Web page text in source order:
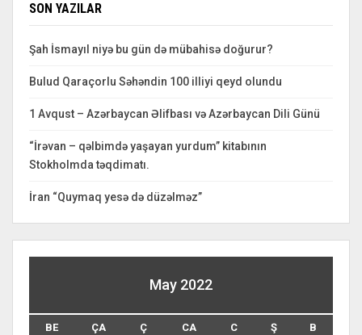
SON YAZILAR
Şah İsmayıl niyə bu gün də mübahisə doğurur?
Bulud Qaraçorlu Səhəndin 100 illiyi qeyd olundu
1 Avqust – Azərbaycan Əlifbası və Azərbaycan Dili Günü
“İrəvan – qəlbimdə yaşayan yurdum” kitabının
Stokholmda təqdimatı.
İran “Quymaq yesə də düzəlməz”
May 2022
BE ÇA Ç CA C Ş B